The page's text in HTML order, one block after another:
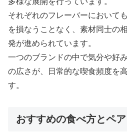
それぞれのフレーバーにおいて
を損なうことなく、素材同士の
発が進められています。
一つのブランドの中で気分や好
の広さが、日常的な喫食頻度を
す。
おすすめの食べ方とペ